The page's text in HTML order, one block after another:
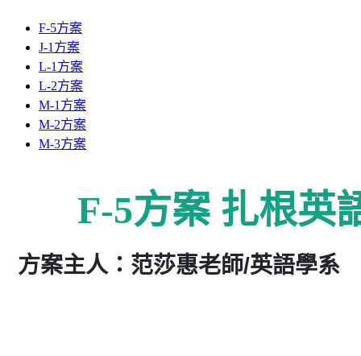
F-5方案
J-1方案
L-1方案
L-2方案
M-1方案
M-2方案
M-3方案
F-5方案 扎根英
方案主人：范莎惠老師/英語學系